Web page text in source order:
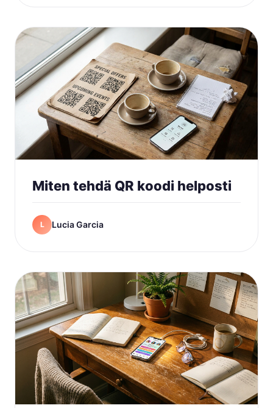
Miten tehdä QR koodi helposti
L Lucia Garcia